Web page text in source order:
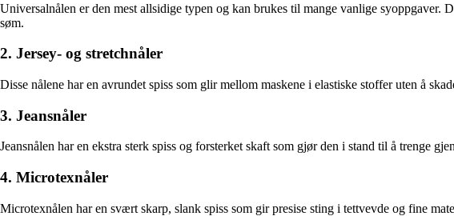
Universalnålen er den mest allsidige typen og kan brukes til mange vanlige syoppgaver.
søm.
2. Jersey- og stretchnåler
Disse nålene har en avrundet spiss som glir mellom maskene i elastiske stoffer uten å
3. Jeansnåler
Jeansnålen har en ekstra sterk spiss og forsterket skaft som gjør den i stand til å trenge
4. Microtexnåler
Microtexnålen har en svært skarp, slank spiss som gir presise sting i tettvevde og fine